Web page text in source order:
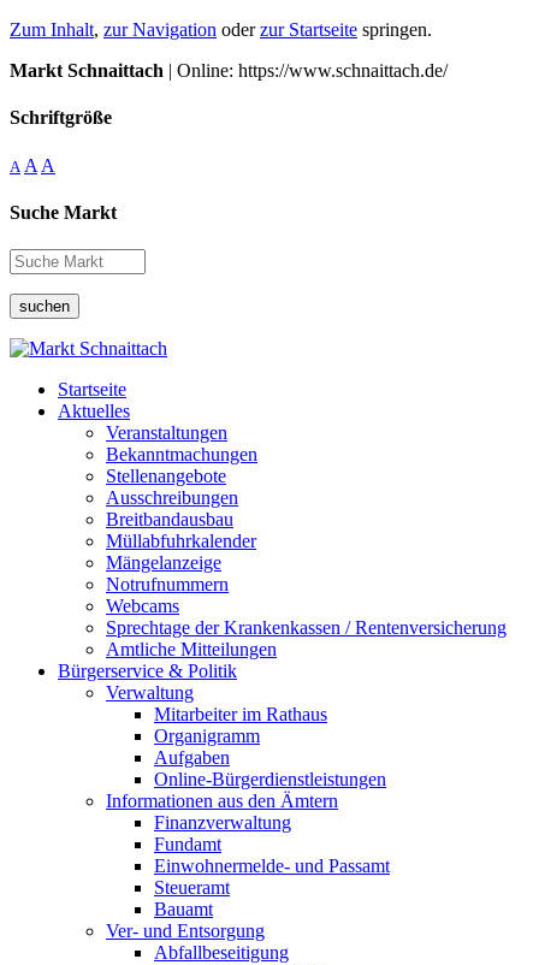
Zum Inhalt, zur Navigation oderzur Startseite springen.
Markt Schnaittach | Online: https://www.schnaittach.de/
Schriftgröße
A A A
Suche Markt
suchen
Startseite
Aktuelles
Veranstaltungen
Bekanntmachungen
Stellenangebote
Ausschreibungen
Breitbandausbau
Müllabfuhrkalender
Mängelanzeige
Notrufnummern
Webcams
Sprechtage der Krankenkassen / Rentenversicherung
Amtliche Mitteilungen
Bürgerservice & Politik
Verwaltung
Mitarbeiter im Rathaus
Organigramm
Aufgaben
Online-Bürgerdienstleistungen
Informationen aus den Ämtern
Finanzverwaltung
Fundamt
Einwohnermelde- und Passamt
Steueramt
Bauamt
Ver- und Entsorgung
Abfallbeseitigung